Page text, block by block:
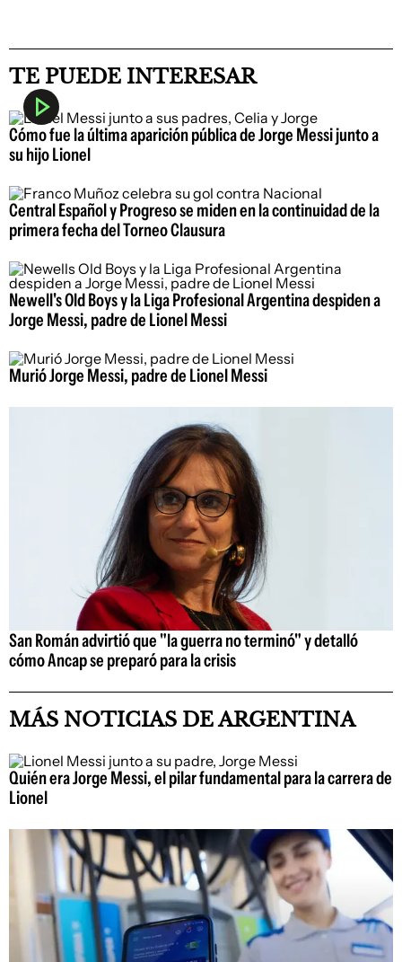
TE PUEDE INTERESAR
Cómo fue la última aparición pública de Jorge Messi junto a
su hijo Lionel
Central Español y Progreso se miden en la continuidad de la
primera fecha del Torneo Clausura
Newell's Old Boys y la Liga Profesional Argentina despiden a
Jorge Messi, padre de Lionel Messi
Murió Jorge Messi, padre de Lionel Messi
San Román advirtió que "la guerra no terminó" y detalló
cómo Ancap se preparó para la crisis
MÁS NOTICIAS DE ARGENTINA
Quién era Jorge Messi, el pilar fundamental para la carrera de
Lionel